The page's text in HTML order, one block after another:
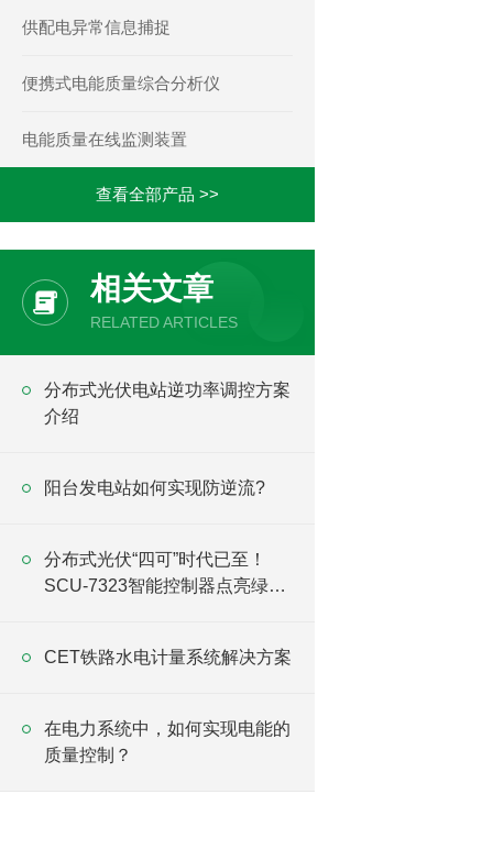
供配电异常信息捕捉
便携式电能质量综合分析仪
电能质量在线监测装置
查看全部产品 >>
相关文章
RELATED ARTICLES
分布式光伏电站逆功率调控方案
介绍
阳台发电站如何实现防逆流?
分布式光伏“四可”时代已至！
SCU-7323智能控制器点亮绿色
CET铁路水电计量系统解决方案
在电力系统中，如何实现电能的
质量控制？